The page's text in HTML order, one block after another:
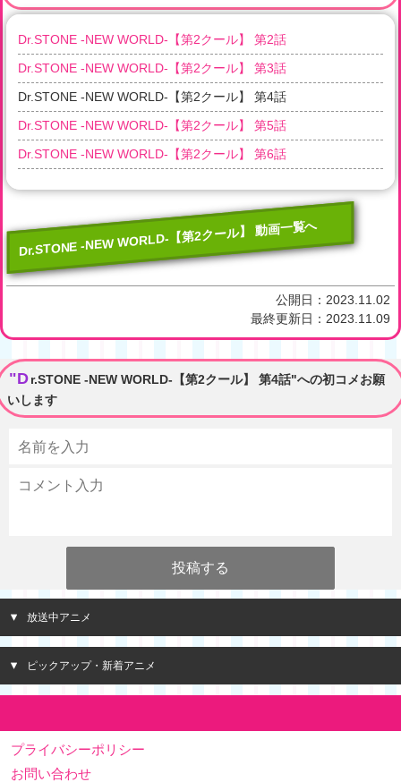
Dr.STONE -NEW WORLD-【第2クール】 第2話
Dr.STONE -NEW WORLD-【第2クール】 第3話
Dr.STONE -NEW WORLD-【第2クール】 第4話
Dr.STONE -NEW WORLD-【第2クール】 第5話
Dr.STONE -NEW WORLD-【第2クール】 第6話
Dr.STONE -NEW WORLD-【第2クール】 動画一覧へ
公開日： 2023.11.02
最終更新日： 2023.11.09
"Dr.STONE -NEW WORLD-【第2クール】 第4話"への初コメお願
いします
放送中アニメ
ピックアップ・新着アニメ
プライバシーポリシー
お問い合わせ